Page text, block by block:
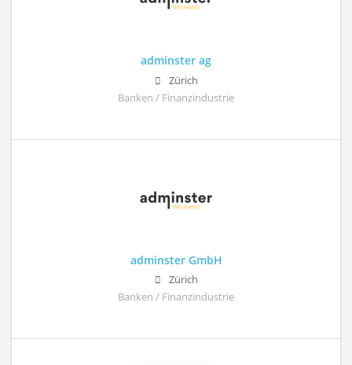
adminster ag
Zürich
Banken / Finanzindustrie
adminster GmbH
Zürich
Banken / Finanzindustrie